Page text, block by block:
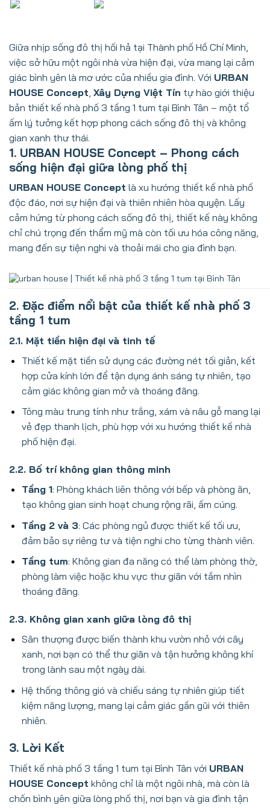
Giữa nhịp sống đô thị hối hả tại Thành phố Hồ Chí Minh,
việc sở hữu một ngôi nhà vừa hiện đại, vừa mang lại cảm
giác bình yên là mơ ước của nhiều gia đình. Với URBAN
HOUSE Concept Xây Dựng Việt Tín tự hào giới thiệu
bản thiết kế nhà phố 3 tầng 1 tum tại Bình Tân – một tổ
ấm lý tưởng kết hợp phong cách sống đô thị và không
gian xanh thư thái.
1. URBAN HOUSE Concept – Phong cách
sống hiện đại giữa lòng phố thị
URBAN HOUSE Concept là xu hướng thiết kế nhà phố
độc đáo, nơi sự hiện đại và thiên nhiên hòa quyện. Lấy
cảm hứng từ phong cách sống đô thị, thiết kế này không
chỉ chú trọng đến thẩm mỹ mà còn tối ưu hóa công năng,
mang đến sự tiện nghi và thoải mái cho gia đình bạn.
2. Đặc điểm nổi bật của thiết kế nhà phố 3
tầng 1 tum
2.1. Mặt tiền hiện đại và tinh tế
Thiết kế mặt tiền sử dụng các đường nét tối giản, kết
hợp cửa kính lớn để tận dụng ánh sáng tự nhiên, tạo
cảm giác không gian mở và thoáng đãng.
Tông màu trung tính như trắng, xám và nâu gỗ mang lại
vẻ đẹp thanh lịch, phù hợp với xu hướng thiết kế nhà
phố hiện đại.
2.2. Bố trí không gian thông minh
Tầng 1: Phòng khách liên thông với bếp và phòng ăn,
tạo không gian sinh hoạt chung rộng rãi, ấm cúng.
Tầng 2 và 3: Các phòng ngủ được thiết kế tối ưu,
đảm bảo sự riêng tư và tiện nghi cho từng thành viên.
Tầng tum: Không gian đa năng có thể làm phòng thờ,
phòng làm việc hoặc khu vực thư giãn với tầm nhìn
thoáng đãng.
2.3. Không gian xanh giữa lòng đô thị
Sân thượng được biến thành khu vườn nhỏ với cây
xanh, nơi bạn có thể thư giãn và tận hưởng không khí
trong lành sau một ngày dài.
Hệ thống thông gió và chiếu sáng tự nhiên giúp tiết
kiệm năng lượng, mang lại cảm giác gần gũi với thiên
nhiên.
3. Lời Kết
Thiết kế nhà phố 3 tầng 1 tum tại Bình Tân với URBAN
HOUSE Concept không chỉ là một ngôi nhà, mà còn là
chốn bình yên giữa lòng phố thị, nơi bạn và gia đình tận